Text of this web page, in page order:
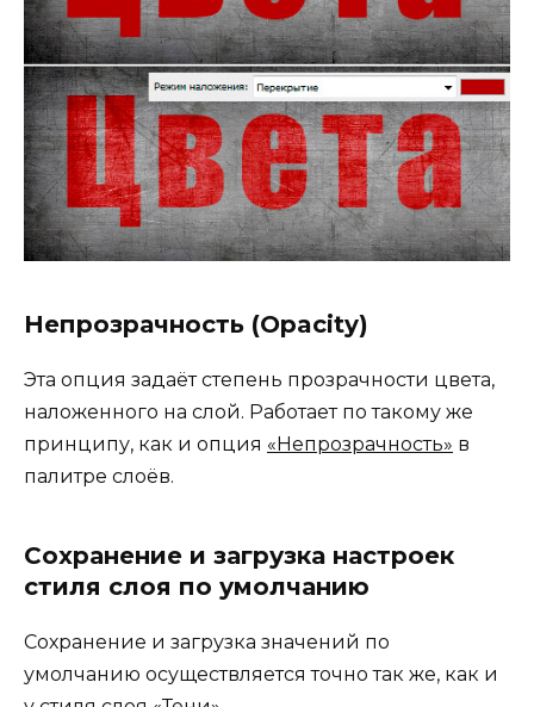
Непрозрачность (Opacity)
Эта опция задаёт степень прозрачности цвета,
наложенного на слой. Работает по такому же
принципу, как и опция «Непрозрачность» в
палитре слоёв.
Сохранение и загрузка настроек
стиля слоя по умолчанию
Сохранение и загрузка значений по
умолчанию осуществляется точно так же, как и